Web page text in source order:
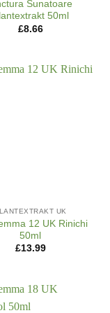
Sunatoare
50ml
£8.66
UK
12 UK Rinichi
50ml
£13.99